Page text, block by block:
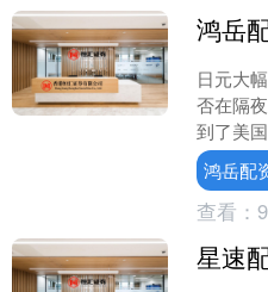
日元大
否在隔
到了美
大臣片
是干预
鸿岳配
查看：